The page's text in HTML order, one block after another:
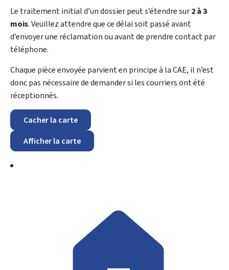
Le traitement initial d’un dossier peut s’étendre sur2 à 3
mois. Veuillez attendre que ce délai soit passé avant
d’envoyer une réclamation ou avant de prendre contact par
téléphone.
Chaque pièce envoyée parvient en principe à la CAE, il n’est
donc pas nécessaire de demander si les courriers ont été
réceptionnés.
Cacher la carte
Afficher la carte